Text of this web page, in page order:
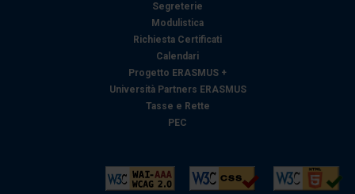
Segreterie
Modulistica
Richiesta Certificati
Calendari
Progetto ERASMUS +
Università Partners ERASMUS
Tasse e Rette
PEC